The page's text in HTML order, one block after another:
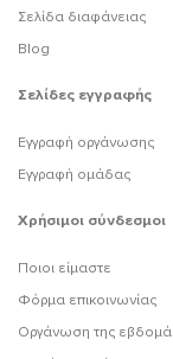
Σελίδα διαφάνειας
Blog
Σελίδες εγγραφής
Εγγραφή οργάνωσης
Εγγραφή ομάδας
Χρήσιμοι σύνδεσμοι
Ποιοι είμαστε
Φόρμα επικοινωνίας
Οργάνωση της